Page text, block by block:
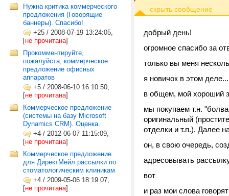
Нужна критика коммерческого
предложения (Говорящие
баннеры). Спасибо!
+25 / 2008-07-19 13:24:05,
[не прочитана]
Прокомментируйте,
пожалуйста, коммерческое
предложение офисных
аппаратов
+5 / 2008-06-10 16:10:50,
[не прочитана]
Коммерческое предложение
(системы на базу Microsoft
Dynamics CRM). Оценка.
+4 / 2012-06-07 11:15:09,
[не прочитана]
Коммерческое предложение
для ДиректМейл рассылки по
стоматологическим клиникам
+4 / 2009-05-06 18:19:07,
[не прочитана]
добрый день!
огромное спасибо за
только вы меня
я новичок в этом деле...
в общем, мой хороший
мы покупаем т.н.
оригинальный
отделки и т.п.). Далее
он, в свою очередь,
адресовывать
вот
и раз мои слова